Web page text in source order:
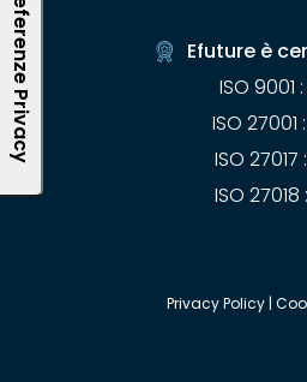
Efuture è
ISO 9001
ISO 27001
ISO 27017
ISO 27018
Privacy Policy|